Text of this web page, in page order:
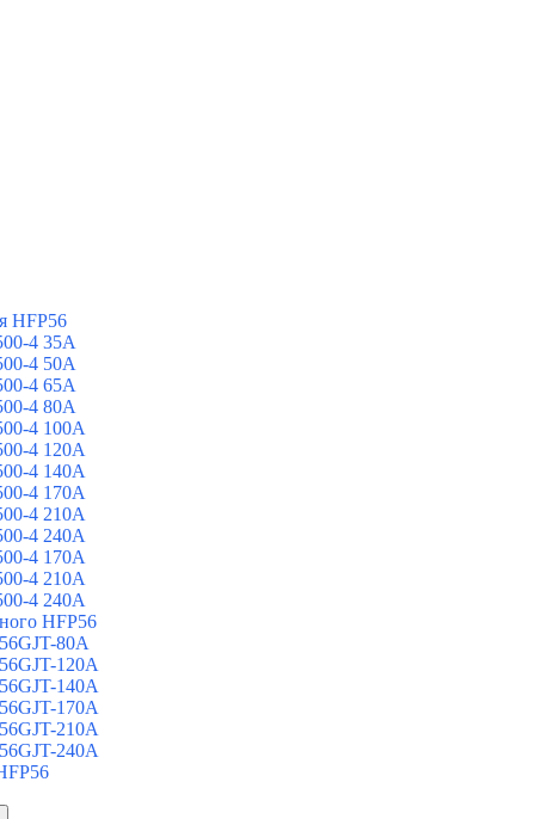
HFP56
4 35A
4 50A
4 65A
4 80A
4 100A
4 120A
4 140A
4 170A
4 210A
4 240A
4 170A
4 210A
4 240A
HFP56
80A
120A
140A
170A
210A
240A